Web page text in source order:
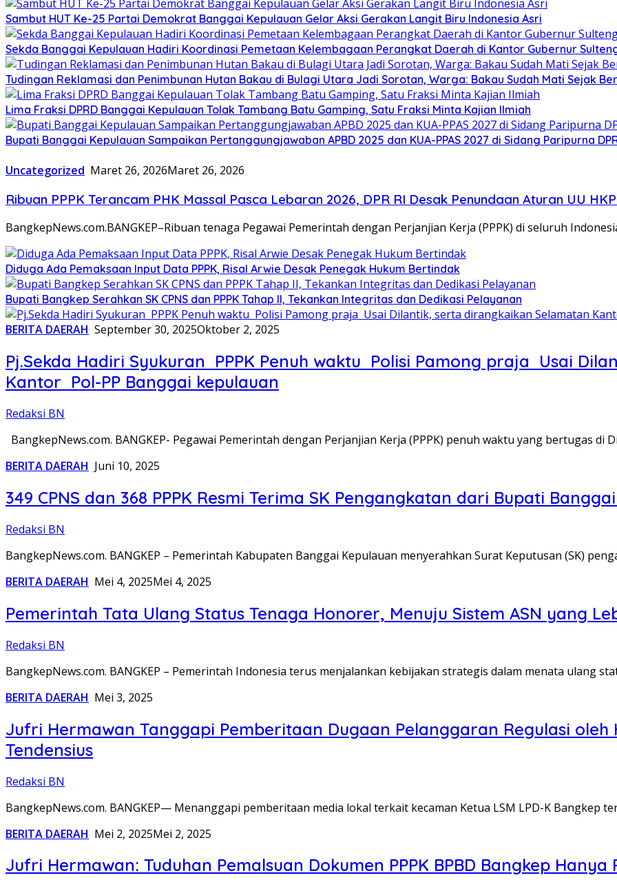
Sambut HUT Ke-25 Partai Demokrat Banggai Kepulauan Gelar Aksi Gerakan Langit Biru Indonesia Asri
Sekda Banggai Kepulauan Hadiri Koordinasi Pemetaan Kelembagaan Perangkat Daerah di Kantor Gubernur
Tudingan Reklamasi dan Penimbunan Hutan Bakau di Bulagi Utara Jadi Sorotan, Warga: Bakau Sudah Mati Sejak
Lima Fraksi DPRD Banggai Kepulauan Tolak Tambang Batu Gamping, Satu Fraksi Minta Kajian Ilmiah
Bupati Banggai Kepulauan Sampaikan Pertanggungjawaban APBD 2025 dan KUA-PPAS 2027 di Sidang Paripurna
Uncategorized Maret 26, 2026Maret 26, 2026
Ribuan PPPK Terancam PHK Massal Pasca Lebaran 2026, DPR RI Desak Penundaan Aturan UU
BangkepNews.com.BANGKEP–Ribuan tenaga Pegawai Pemerintah dengan Perjanjian Kerja (PPPK) di seluruh
Diduga Ada Pemaksaan Input Data PPPK, Risal Arwie Desak Penegak Hukum Bertindak
Bupati Bangkep Serahkan SK CPNS dan PPPK Tahap II, Tekankan Integritas dan Dedikasi Pelayanan
BERITA DAERAH September 30, 2025Oktober 2, 2025
Pj.Sekda Hadiri Syukuran PPPK Penuh waktu Polisi Pamong praja Usai
Kantor Pol-PP Banggai kepulauan
Redaksi BN
BangkepNews.com. BANGKEP- Pegawai Pemerintah dengan Perjanjian Kerja (PPPK) penuh waktu yang bertugas di
BERITA DAERAH Juni 10, 2025
349 CPNS dan 368 PPPK Resmi Terima SK Pengangkatan dari Bupati
Redaksi BN
BangkepNews.com. BANGKEP – Pemerintah Kabupaten Banggai Kepulauan menyerahkan Surat Keputusan (SK)
BERITA DAERAH Mei 4, 2025Mei 4, 2025
Pemerintah Tata Ulang Status Tenaga Honorer, Menuju Sistem ASN yang
Redaksi BN
BangkepNews.com. BANGKEP – Pemerintah Indonesia terus menjalankan kebijakan strategis dalam menata ulang
BERITA DAERAH Mei 3, 2025
Jufri Hermawan Tanggapi Pemberitaan Dugaan Pelanggaran Regulasi oleh
Tendensius
Redaksi BN
BangkepNews.com. BANGKEP— Menanggapi pemberitaan media lokal terkait kecaman Ketua LSM LPD-K Bangkep
BERITA DAERAH Mei 2, 2025Mei 2, 2025
Jufri Hermawan: Tuduhan Pemalsuan Dokumen PPPK BPBD Bangkep